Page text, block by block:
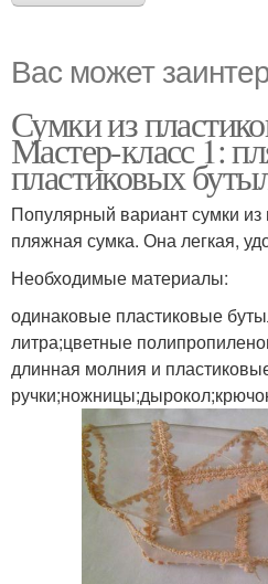
Вас может
Сумки из
Мастер-класс 1:
пластиковых
Популярный вариант сумки
пляжная сумка. Она легкая,
Необходимые материалы:
одинаковые пластиковые
литра;цветные
длинная молния и